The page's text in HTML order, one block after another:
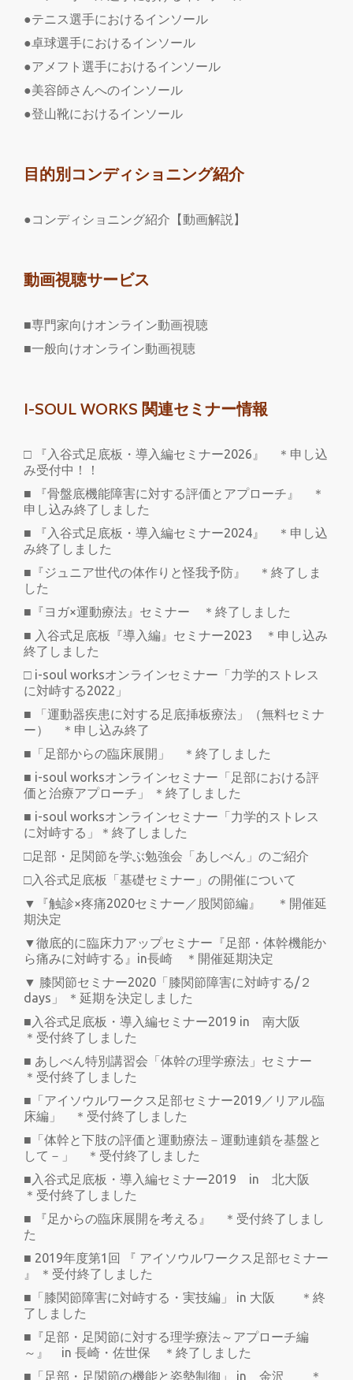
●テニス選手におけるインソール
●卓球選手におけるインソール
●アメフト選手におけるインソール
●美容師さんへのインソール
●登山靴におけるインソール
目的別コンディショニング紹介
●コンディショニング紹介【動画解説】
動画視聴サービス
■専門家向けオンライン動画視聴
■一般向けオンライン動画視聴
I-SOUL WORKS 関連セミナー情報
□ 『入谷式足底板・導入編セミナー2026』 ＊申し込
み受付中！！
■ 『骨盤底機能障害に対する評価とアプローチ』 ＊
申し込み終了しました
■ 『入谷式足底板・導入編セミナー2024』 ＊申し込
み終了しました
■『ジュニア世代の体作りと怪我予防』 ＊終了しま
した
■『ヨガ×運動療法』セミナー ＊終了しました
■ 入谷式足底板『導入編』セミナー2023 ＊申し込み
終了しました
□ i-soul worksオンラインセミナー「力学的ストレス
に対峙する2022」
■ 「運動器疾患に対する足底挿板療法」（無料セミナ
ー） ＊申し込み終了
■「足部からの臨床展開」 ＊終了しました
■ i-soul worksオンラインセミナー「足部における評
価と治療アプローチ」 ＊終了しました
■ i-soul worksオンラインセミナー「力学的ストレス
に対峙する」＊終了しました
□足部・足関節を学ぶ勉強会「あしべん」のご紹介
□入谷式足底板「基礎セミナー」の開催について
▼『触診×疼痛2020セミナー／股関節編』 ＊開催延
期決定
▼徹底的に臨床力アップセミナー『足部・体幹機能か
ら痛みに対峙する』in長崎 ＊開催延期決定
▼ 膝関節セミナー2020「膝関節障害に対峙する/２
days」 ＊延期を決定しました
■入谷式足底板・導入編セミナー2019 in 南大阪
＊受付終了しました
■ あしべん特別講習会「体幹の理学療法」セミナー
＊受付終了しました
■「アイソウルワークス足部セミナー2019／リアル臨
床編」 ＊受付終了しました
■「体幹と下肢の評価と運動療法－運動連鎖を基盤と
して－」 ＊受付終了しました
■入谷式足底板・導入編セミナー2019 in 北大阪
＊受付終了しました
■ 『足からの臨床展開を考える』 ＊受付終了しまし
た
■ 2019年度第1回 『 アイソウルワークス足部セミナー
』 ＊受付終了しました
■「膝関節障害に対峙する・実技編」 in 大阪 ＊終
了しました
■『足部・足関節に対する理学療法～アプローチ編
～』 in 長崎・佐世保 ＊終了しました
■「足部・足関節の機能と姿勢制御」 in 金沢 ＊